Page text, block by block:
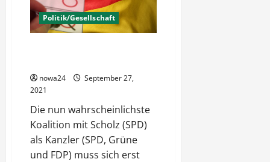
Politik/Gesellschaft
nowa24
September 27,
2021
Die nun wahrscheinlichste
Koalition mit Scholz (SPD)
als Kanzler (SPD, Grüne
und FDP) muss sich erst